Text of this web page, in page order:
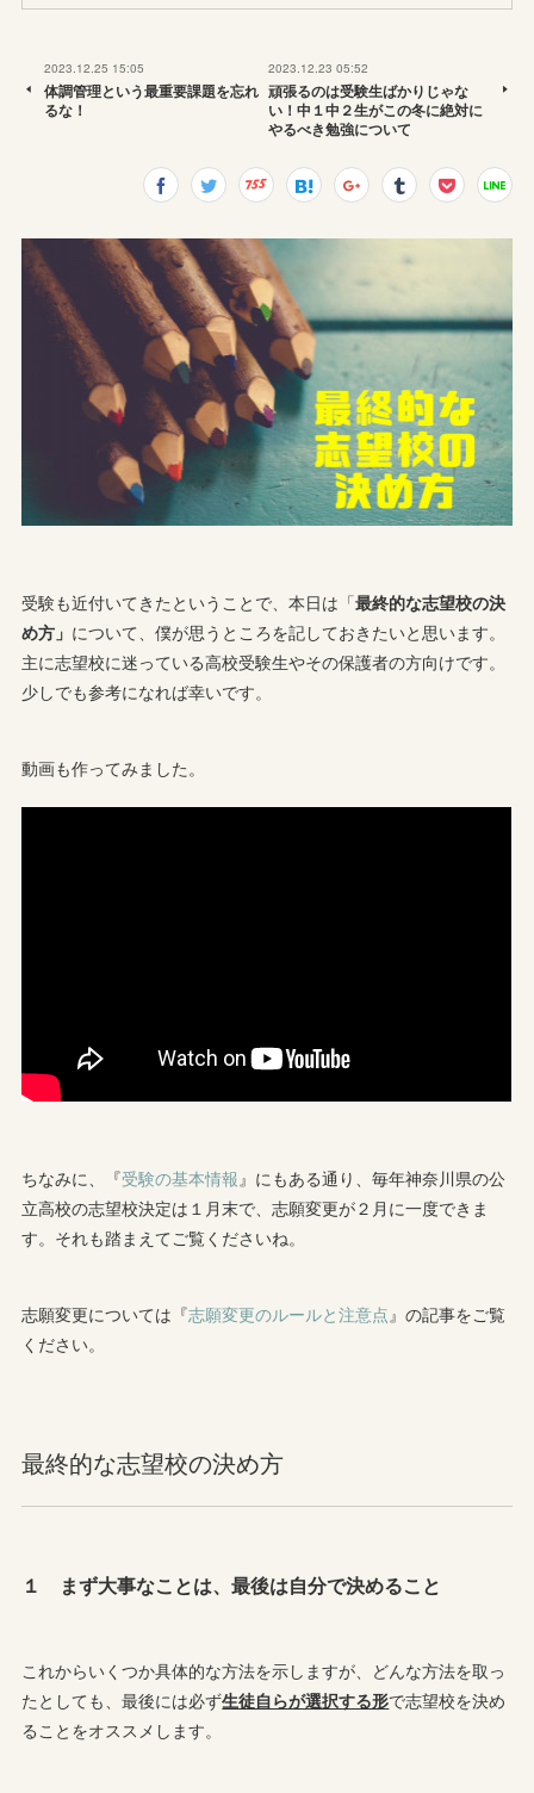
2023.12.25 15:05
体調管理という最重要課題を忘れ
るな！
2023.12.23 05:52
頑張るのは受験生ばかりじゃな
い！中１中２生がこの冬に絶対に
やるべき勉強について
受験も近付いてきたということで、本日は「最終的な志望校の決
め方」 について、僕が思うところを記しておきたいと思います。
主に志望校に迷っている高校受験生やその保護者の方向けです。
少しでも参考になれば幸いです。
動画も作ってみました。
ちなみに、『受験の基本情報』にもある通り、毎年神奈川県の公
立高校の志望校決定は１月末で、志願変更が２月に一度できま
す。それも踏まえてご覧くださいね。
志願変更については『志願変更のルールと注意点』の記事をご覧
ください。
最終的な志望校の決め方
１ まず大事なことは、最後は自分で決めること
これからいくつか具体的な方法を示しますが、どんな方法を取っ
たとしても、最後には必ず生徒自らが選択する形で志望校を決め
ることをオススメします。